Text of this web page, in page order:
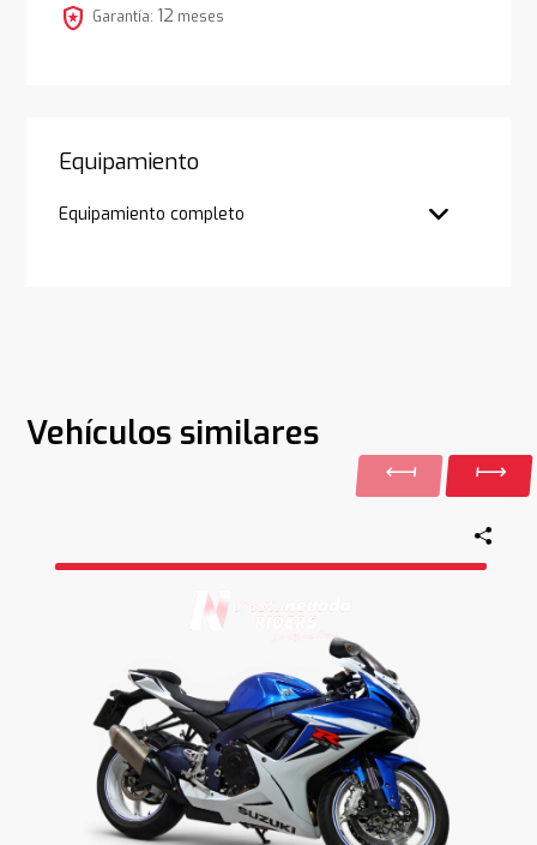
local_police Garantía: 12 meses
Equipamiento
Equipamiento completo
Vehículos similares